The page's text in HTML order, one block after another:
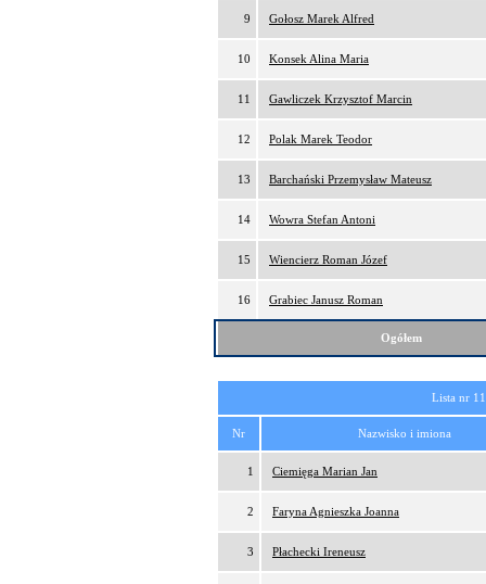
9 Gołosz Marek Alfred
10 Konsek Alina Maria
11 Gawliczek Krzysztof Marcin
12 Polak Marek Teodor
13 Barchański Przemysław Mateusz
14 Wowra Stefan Antoni
15 Wiencierz Roman Józef
16 Grabiec Janusz Roman
Ogółem
Lista nr
Nr Nazwisko i imiona
1 Ciemięga Marian Jan
2 Faryna Agnieszka Joanna
3 Płachecki Ireneusz